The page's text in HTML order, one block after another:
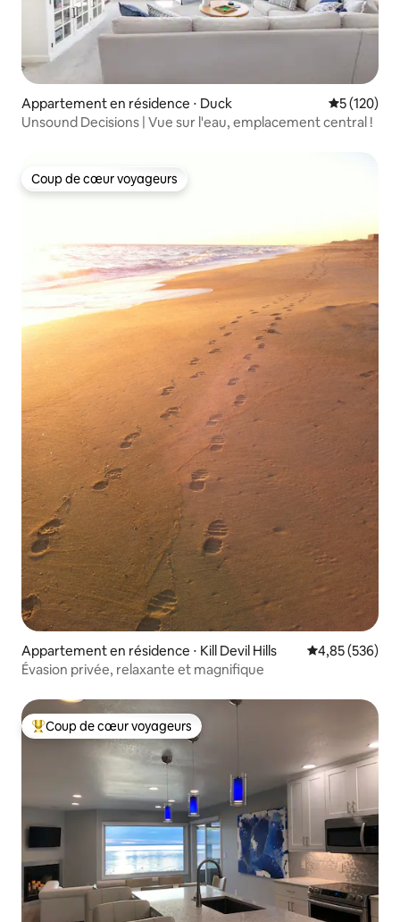
Appartement en résidence ⋅ Duck Évaluation
5 (120)
Unsound Decisions | Vue sur l'eau, emplacement central !
Coup de cœur voyageurs
Coup de cœur voyageurs
Appartement en résidence ⋅ Kill Devil Hills Évaluation
4,85 (536)
Évasion privée, relaxante et magnifique
Coups de cœur voyageurs les plus appréciés
Coup de cœur voyageurs